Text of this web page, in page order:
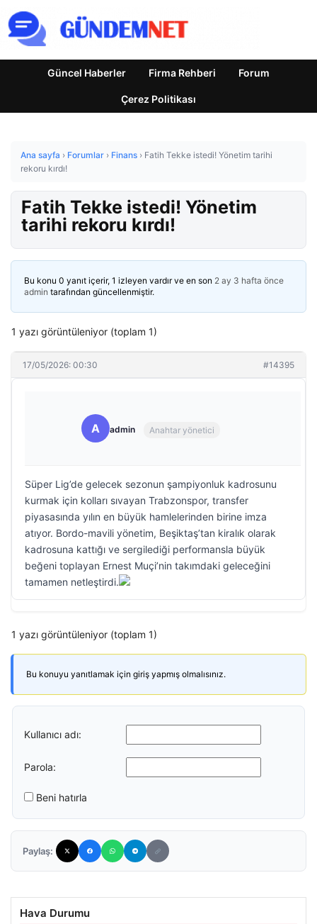
Güncel Haberler Firma Rehberi Forum
Çerez Politikası
Ana sayfa › Forumlar › Finans › Fatih Tekke istedi! Yönetim tarihi
rekoru kırdı!
Fatih Tekke istedi! Yönetim
tarihi rekoru kırdı!
Bu konu 0 yanıt içerir, 1 izleyen vardır ve en son 2 ay 3 hafta önce
admin tarafından güncellenmiştir.
1 yazı görüntüleniyor (toplam 1)
17/05/2026: 00:30 #14395
A admin Anahtar yönetici
Süper Lig’de gelecek sezonun şampiyonluk kadrosunu
kurmak için kolları sıvayan Trabzonspor, transfer
piyasasında yılın en büyük hamlelerinden birine imza
atıyor. Bordo-mavili yönetim, Beşiktaş’tan kiralık olarak
kadrosuna kattığı ve sergilediği performansla büyük
beğeni toplayan Ernest Muçi’nin takımdaki geleceğini
tamamen netleştirdi.
1 yazı görüntüleniyor (toplam 1)
Bu konuyu yanıtlamak için giriş yapmış olmalısınız.
Kullanıcı adı:
Parola:
Beni hatırla
Paylaş:
Hava Durumu